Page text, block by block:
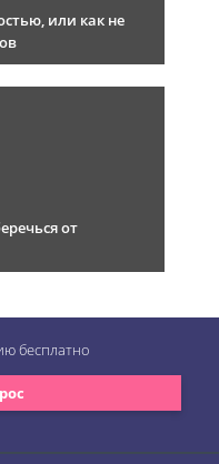
или как не
от
бесплатно